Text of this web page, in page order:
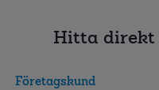
Hitta direkt
Företagskund